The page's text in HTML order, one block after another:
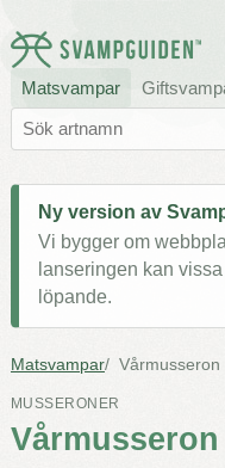
Matsvampar
Ny version av
Vi bygger om
lanseringen kan
löpande.
Matsvampar Vårmusseron
MUSSERONER
Vårmusseron